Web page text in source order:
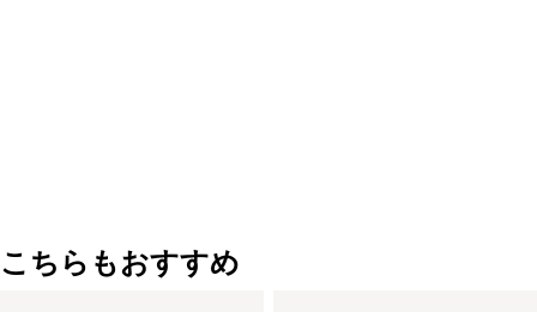
こちらもおすすめ